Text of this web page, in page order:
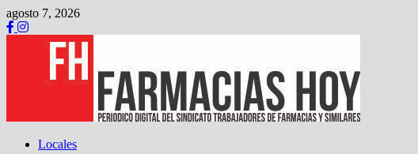
Saltar
al
contenido
agosto 7, 2026
Locales